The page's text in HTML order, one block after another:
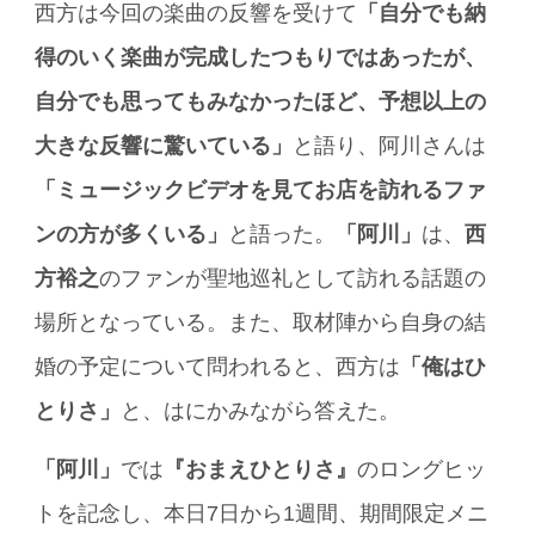
西方は今回の楽曲の反響を受けて 「自分でも納
得のいく楽曲が完成したつもりではあったが、
自分でも思ってもみなかったほど、予想以上の
大きな反響に驚いている」
と語り、阿川さんは
「ミュージックビデオを見てお店を訪れるファ
ンの方が多くいる」
と語った。 「阿川」 は、西
方裕之のファンが聖地巡礼として訪れる話題の
場所となっている。また、取材陣から自身の結
婚の予定について問われると、西方は 「俺はひ
とりさ」
と、はにかみながら答えた。
「阿川」 では 『おまえひとりさ』のロングヒッ
トを記念し、本日7日から1週間、期間限定メニ